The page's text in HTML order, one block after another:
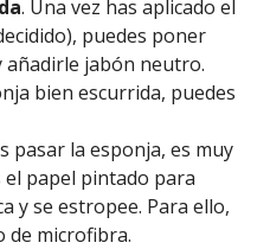
. Una vez has aplicado el
puedes poner
añadirle jabón neutro.
bien escurrida, puedes
pasar la esponja, es muy
papel pintado para
y se estropee. Para ello,
de microfibra.